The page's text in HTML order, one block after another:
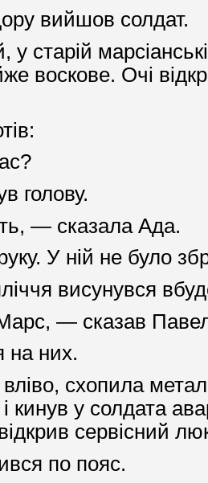
вийшов солдат.
у старій
воскове. Очі
голову.
— сказала Ада.
У ній не було
висунувся
— сказав
на них.
схопила
і кинув у солдата
сервісний
по пояс.